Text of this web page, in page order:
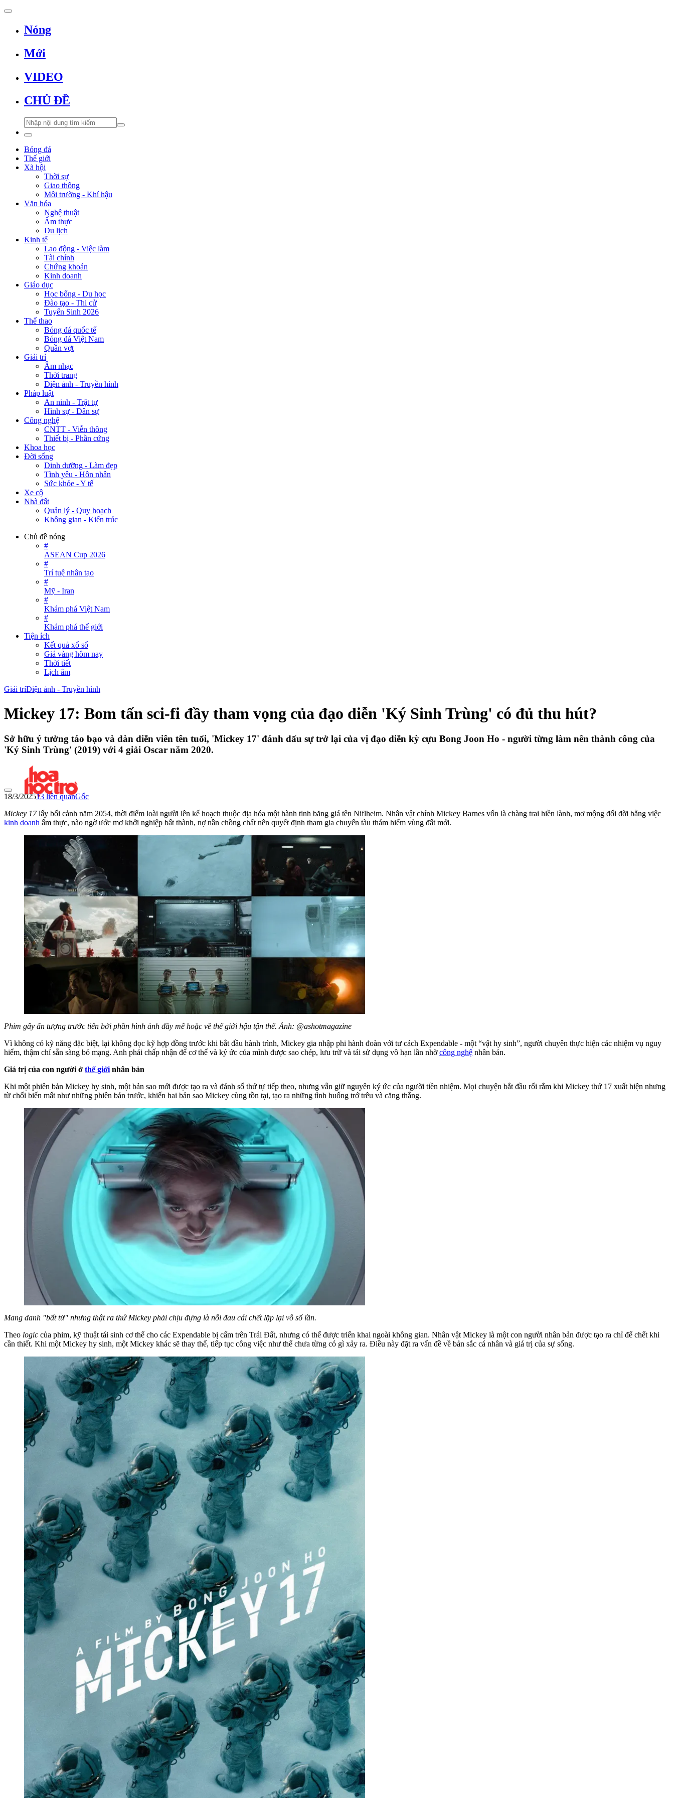
Nóng
Mới
VIDEO
CHỦ ĐỀ
Bóng đá
Thế giới
Xã hội
Thời sự
Giao thông
Môi trường - Khí hậu
Văn hóa
Nghệ thuật
Ẩm thực
Du lịch
Kinh tế
Lao động - Việc làm
Tài chính
Chứng khoán
Kinh doanh
Giáo dục
Học bổng - Du học
Đào tạo - Thi cử
Tuyển Sinh 2026
Thể thao
Bóng đá quốc tế
Bóng đá Việt Nam
Quần vợt
Giải trí
Âm nhạc
Thời trang
Điện ảnh - Truyền hình
Pháp luật
An ninh - Trật tự
Hình sự - Dân sự
Công nghệ
CNTT - Viễn thông
Thiết bị - Phần cứng
Khoa học
Đời sống
Dinh dưỡng - Làm đẹp
Tình yêu - Hôn nhân
Sức khỏe - Y tế
Xe cộ
Nhà đất
Quản lý - Quy hoạch
Không gian - Kiến trúc
Chủ đề nóng
#
ASEAN Cup 2026
#
Trí tuệ nhân tạo
#
Mỹ - Iran
#
Khám phá Việt Nam
#
Khám phá thế giới
Tiện ích
Kết quả xổ số
Giá vàng hôm nay
Thời tiết
Lịch âm
Giải tríĐiện ảnh - Truyền hình
Mickey 17: Bom tấn sci-fi đầy tham vọng của đạo diễn 'Ký Sinh Trùng' có đủ thu hút?
Sở hữu ý tưởng táo bạo và dàn diễn viên tên tuổi, 'Mickey 17' đánh dấu sự trở lại của vị đạo diễn kỳ cựu Bong Joon Ho - người từng làm nên thành công của
'Ký Sinh Trùng' (2019) với 4 giải Oscar năm 2020.
18/3/202513 liên quanGốc
Mickey 17lấy bối cảnh năm 2054, thời điểm loài người lên kế hoạch thuộc địa hóa một hành tinh băng giá tên Niflheim. Nhân vật chính Mickey Barnes vốn là chàng trai hiền lành, mơ mộng đổi đời bằng việc
kinh doanh ẩm thực, nào ngờ ước mơ khởi nghiệp bất thành, nợ nần chồng chất nên quyết định tham gia chuyến tàu thám hiểm vùng đất mới.
Phim gây ấn tượng trước tiên bởi phần hình ảnh đầy mê hoặc về thế giới hậu tận thế. Ảnh: @ashotmagazine
Vì không có kỹ năng đặc biệt, lại không đọc kỹ hợp đồng trước khi bắt đầu hành trình, Mickey gia nhập phi hành đoàn với tư cách Expendable - một “vật hy sinh”, người chuyên thực hiện các nhiệm vụ nguy
hiểm, thậm chí sẵn sàng bỏ mạng. Anh phải chấp nhận để cơ thể và ký ức của mình được sao chép, lưu trữ và tái sử dụng vô hạn lần nhờcông nghệ nhân bản.
Giá trị của con người ở thế giới nhân bản
Khi một phiên bản Mickey hy sinh, một bản sao mới được tạo ra và đánh số thứ tự tiếp theo, nhưng vẫn giữ nguyên ký ức của người tiền nhiệm. Mọi chuyện bắt đầu rối rắm khi Mickey thứ 17 xuất hiện nhưng
từ chối biến mất như những phiên bản trước, khiến hai bản sao Mickey cùng tồn tại, tạo ra những tình huống trớ trêu và căng thẳng.
Mang danh "bất tử" nhưng thật ra thứ Mickey phải chịu đựng là nỗi đau cái chết lặp lại vô số lần.
Theo logic của phim, kỹ thuật tái sinh cơ thể cho các Expendable bị cấm trên Trái Đất, nhưng có thể được triển khai ngoài không gian. Nhân vật Mickey là một con người nhân bản được tạo ra chỉ để chết khi
cần thiết. Khi một Mickey hy sinh, một Mickey khác sẽ thay thế, tiếp tục công việc như thể chưa từng có gì xảy ra. Điều này đặt ra vấn đề về bản sắc cá nhân và giá trị của sự sống.